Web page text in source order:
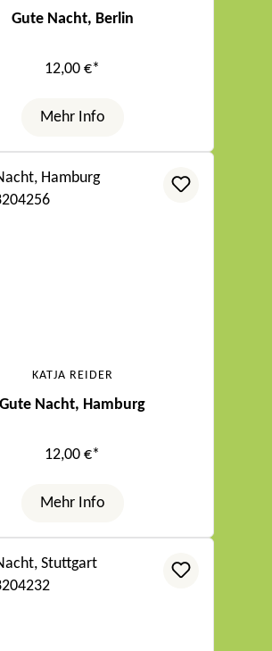
Gute Nacht, Berlin
12,00 €*
Mehr Info
KATJA REIDER
Gute Nacht, Hamburg
12,00 €*
Mehr Info